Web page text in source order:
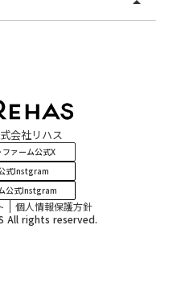
会社リハス
ァーム公式X
式Instgram
公式Instgram
個人情報保護方針
All rights reserved.